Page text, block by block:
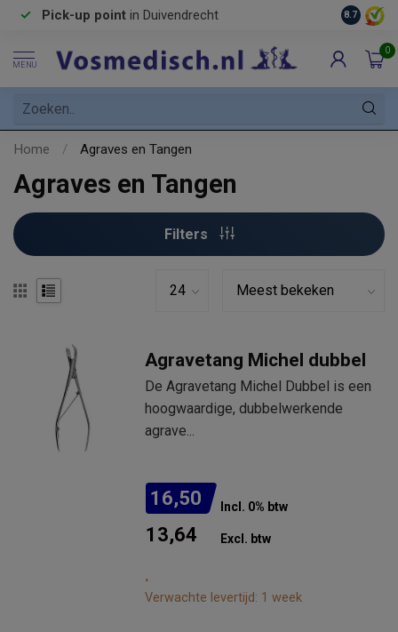
Pick-up point in Duivendrecht 8.7
MENU
0
Home / Agraves en Tangen
Agraves en Tangen
Filters
Agravetang Michel dubbel
De Agravetang Michel Dubbel is een
hoogwaardige, dubbelwerkende
agrave...
16,50 Incl. 0% btw
13,64 Excl. btw
.
Verwachte levertijd: 1 week